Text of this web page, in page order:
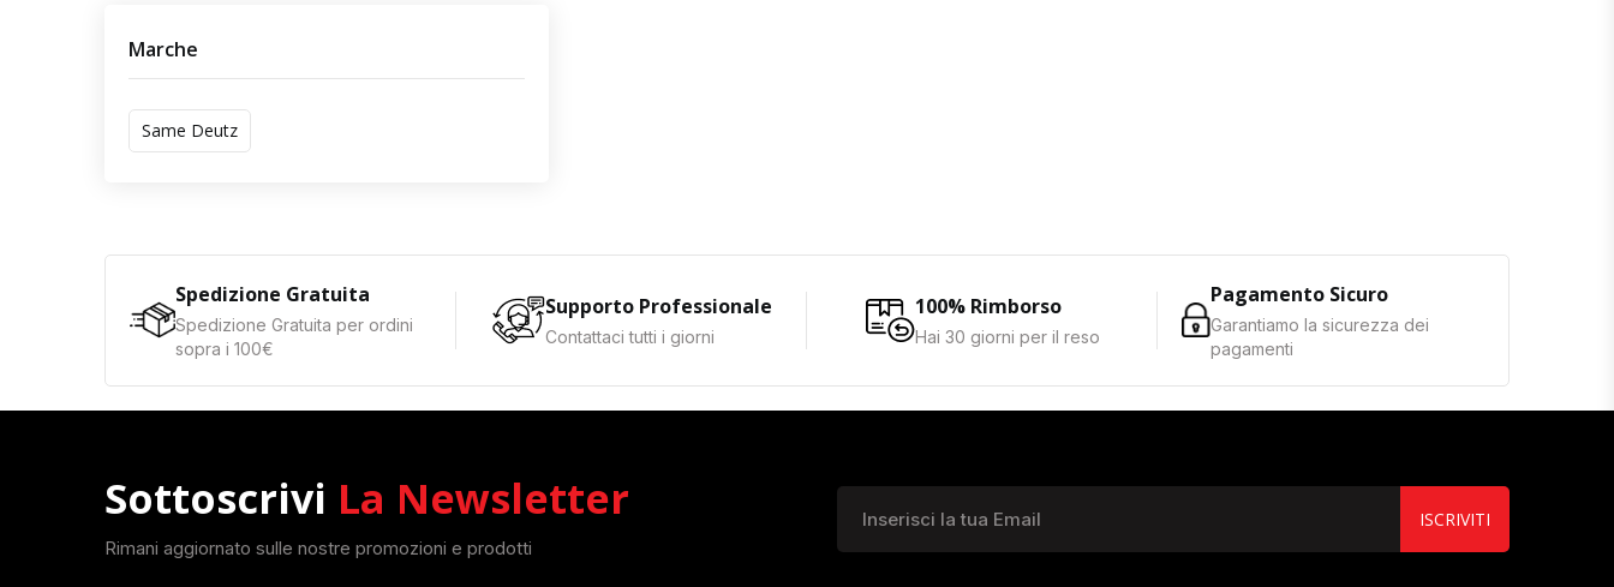
Marche
Same Deutz
Spedizione Gratuita
Spedizione Gratuita per ordini
sopra i 100€
Supporto Professionale
Contattaci tutti i giorni
100% Rimborso
Hai 30 giorni per il reso
Pagamento Sicuro
Garantiamo la sicurezza dei
pagamenti
Sottoscrivi La Newsletter
Rimani aggiornato sulle nostre promozioni e prodotti
ISCRIVITI